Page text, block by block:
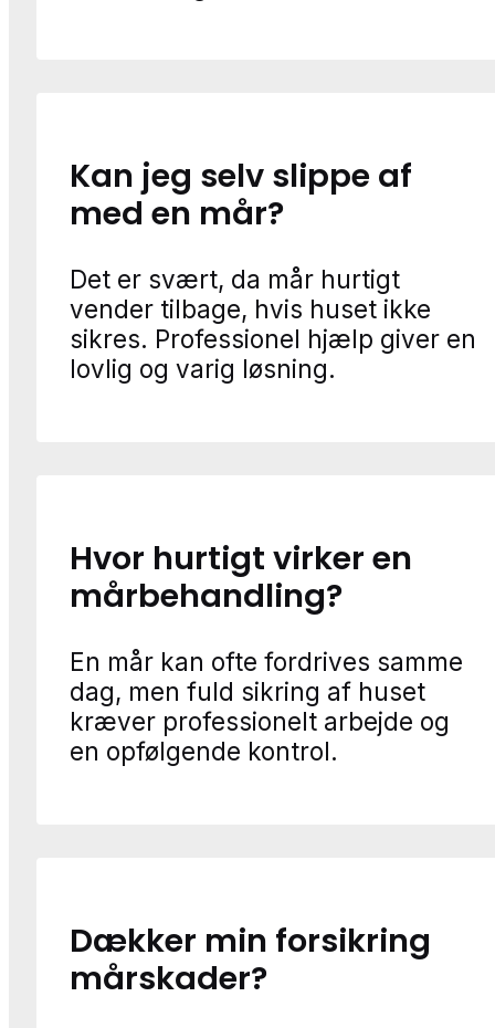
Kan jeg selv slippe af
med en mår?
Det er svært, da mår hurtigt
vender tilbage, hvis huset ikke
sikres. Professionel hjælp giver en
lovlig og varig løsning.
Hvor hurtigt virker en
mårbehandling?
En mår kan ofte fordrives samme
dag, men fuld sikring af huset
kræver professionelt arbejde og
en opfølgende kontrol.
Dækker min forsikring
mårskader?